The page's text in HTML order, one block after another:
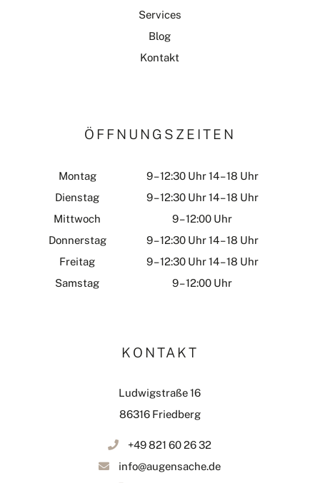
Services
Blog
Kontakt
ÖFFNUNGSZEITEN
Montag
9 – 12:30 Uhr 14 – 18 Uhr
Dienstag
9 – 12:30 Uhr 14 – 18 Uhr
Mittwoch
9 – 12:00 Uhr
Donnerstag
9 – 12:30 Uhr 14 – 18 Uhr
Freitag
9 – 12:30 Uhr 14 – 18 Uhr
Samstag
9 – 12:00 Uhr
KONTAKT
Ludwigstraße 16
86316 Friedberg
+49 821 60 26 32
info@augensache.de